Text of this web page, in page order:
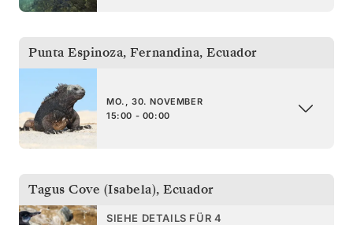
Punta Espinoza, Fernandina, Ecuador
MO., 30. NOVEMBER
15:00 - 00:00
Tagus Cove (Isabela), Ecuador
SIEHE DETAILS FÜR 4